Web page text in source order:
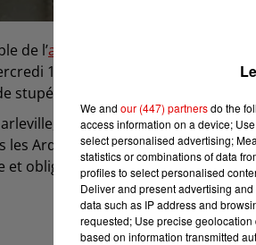
de l’accident mortel de Cliron
où
12 février pour homicide
stupéfiant.
l’homme a été placé sous
les Ardennes, interdiction de
et obligation de soins et pointage
We and our (447) partnersdo the
access information on a device;
select personalised advertising;
statistics or combinations of data
profiles to select personalised
Deliver and present advertising
data such as IP address and
requested; Use precise
based on information transmitted